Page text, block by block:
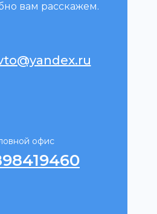
вам расскажем.
офис